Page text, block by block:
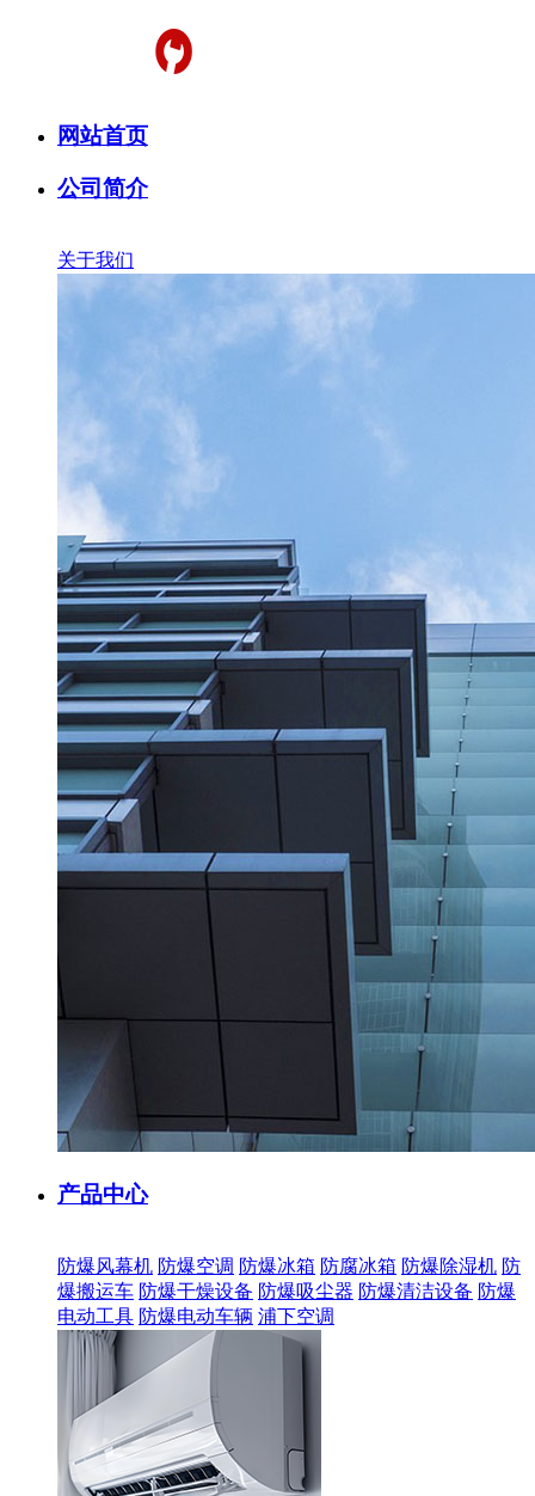
网站首页
公司简介
关于我们
产品中心
防爆风幕机 防爆空调 防爆冰箱 防腐冰箱 防爆除湿机 防
爆搬运车 防爆干燥设备 防爆吸尘器 防爆清洁设备 防爆
电动工具 防爆电动车辆 浦下空调